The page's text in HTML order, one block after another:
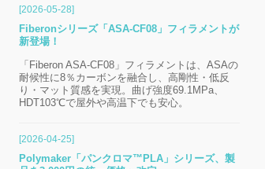
[2026-05-28]
Fiberonシリーズ「ASA-CF08」フィラメントが
新登場！
「Fiberon ASA-CF08」フィラメントは、ASAの
耐候性に8％カーボンを融合し、高剛性・低反
り・マット質感を実現。曲げ強度69.1MPa、
HDT103℃で屋外や高温下でも安心。
[2026-04-25]
Polymaker「パンクロマ™PLA」シリーズ、製